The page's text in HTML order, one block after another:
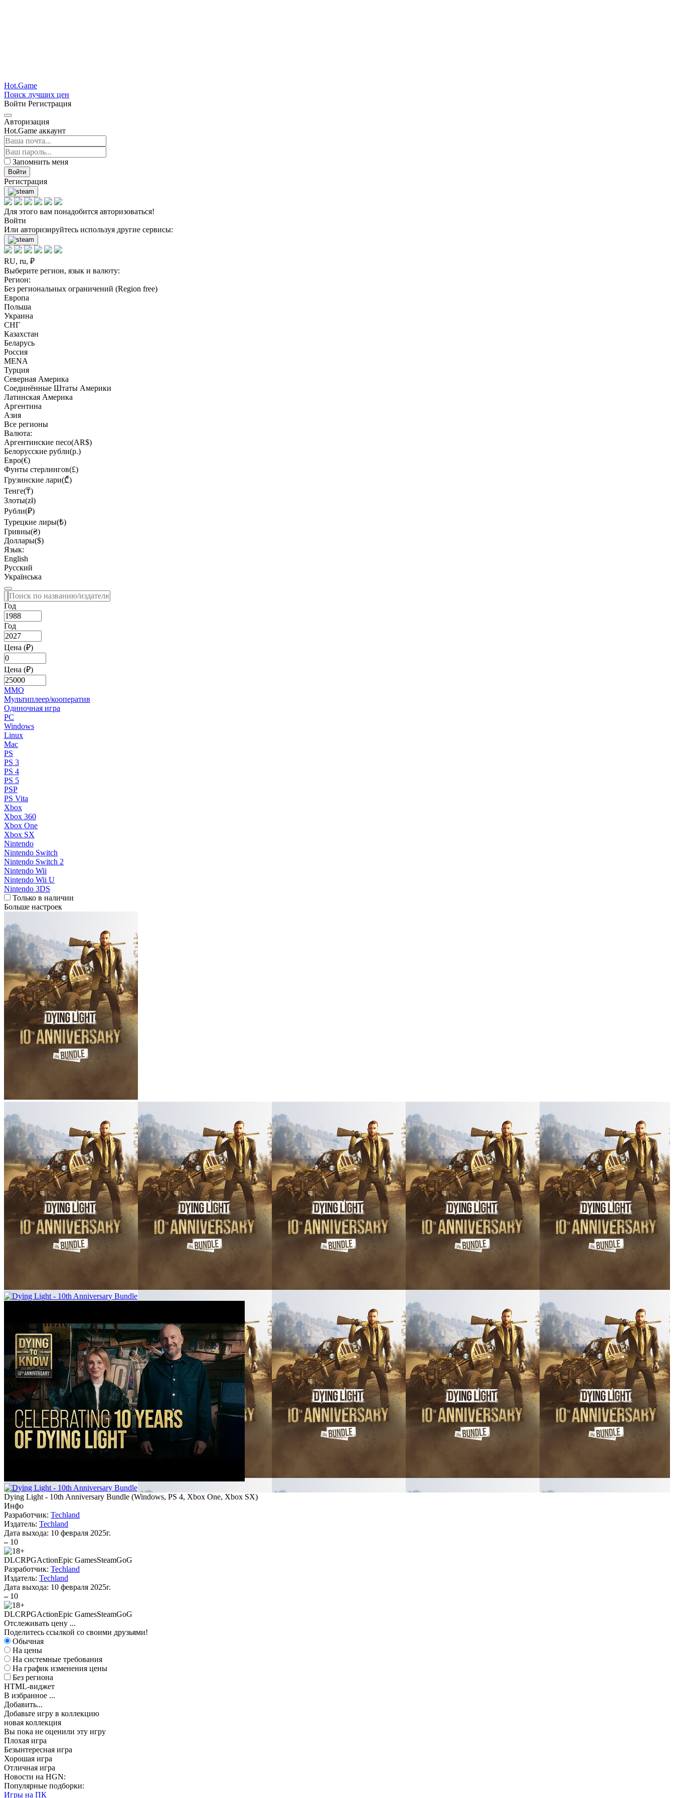
Hot.Game
Поиск лучших цен
Войти Регистрация
Авторизация
Hot.Game аккаунт
Запомнить меня
Войти
Регистрация
Для этого вам понадобится авторизоваться!
Войти
Или авторизируйтесь используя другие сервисы:
RU, ru, ₽
Выберите регион, язык и валюту:
Регион:
Без региональных ограничений (Region free)
Европа
Польша
Украина
СНГ
Казахстан
Беларусь
Россия
MENA
Турция
Северная Америка
Соединённые Штаты Америки
Латинская Америка
Аргентина
Азия
Все регионы
Валюта:
Аргентинские песо(AR$)
Белорусские рубли(р.)
Евро(€)
Фунты стерлингов(£)
Грузинские лари(₾)
Тенге(₸)
Злоты(zł)
Рубли(₽)
Турецкие лиры(₺)
Гривны(₴)
Доллары($)
Язык:
English
Русский
Українська
Год
Год
Цена (₽)
Цена (₽)
MMO
Мультиплеер/кооператив
Одиночная игра
PC
Windows
Linux
Mac
PS
PS 3
PS 4
PS 5
PSP
PS Vita
Xbox
Xbox 360
Xbox One
Xbox SX
Nintendo
Nintendo Switch
Nintendo Switch 2
Nintendo Wii
Nintendo Wii U
Nintendo 3DS
Только в наличии
Больше настроек
Dying Light - 10th Anniversary Bundle (Windows, PS 4, Xbox One, Xbox SX)
Инфо
Разработчик: Techland
Издатель: Techland
Дата выхода: 10 февраля 2025г.
– 10
DLCRPGActionEpic GamesSteamGoG
Разработчик: Techland
Издатель: Techland
Дата выхода: 10 февраля 2025г.
– 10
DLCRPGActionEpic GamesSteamGoG
Отслеживать цену ...
Поделитесь ссылкой со своими друзьями!
Обычная
На цены
На системные требования
На график изменения цены
Без региона
HTML-виджет
В избранное ...
Добавить...
Добавьте игру в коллекцию
новая коллекция
Вы пока не оценили эту игру
Плохая игра
Безынтересная игра
Хорошая игра
Отличная игра
Новости на HGN:
Популярные подборки:
Игры на ПК